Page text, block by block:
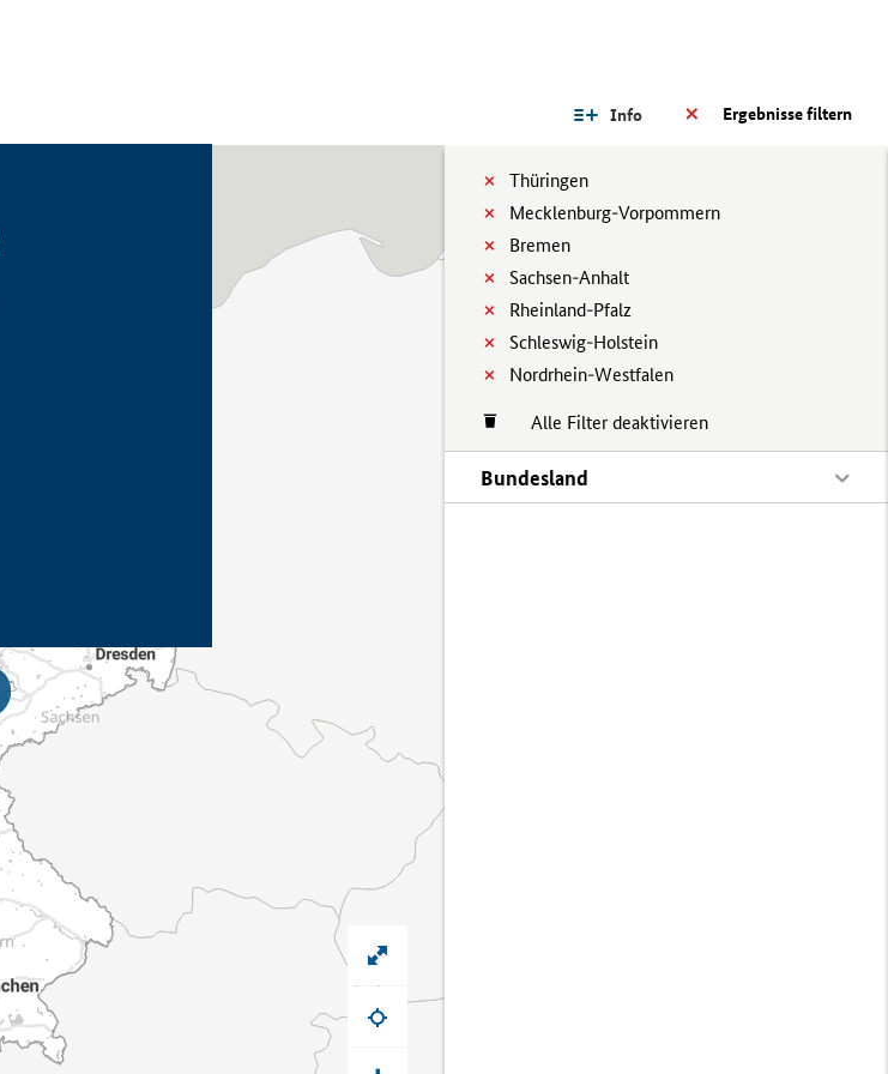
Ergebnisse filtern
Info
Thüringen
Mecklenburg-Vorpommern
Bremen
Sachsen-Anhalt
Rheinland-Pfalz
Schleswig-Holstein
Nordrhein-Westfalen
Alle Filter deaktivieren
Bundesland